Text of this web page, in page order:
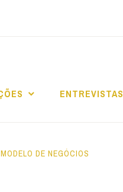
ENTREVISTAS
MODELO DE NEGÓCIOS